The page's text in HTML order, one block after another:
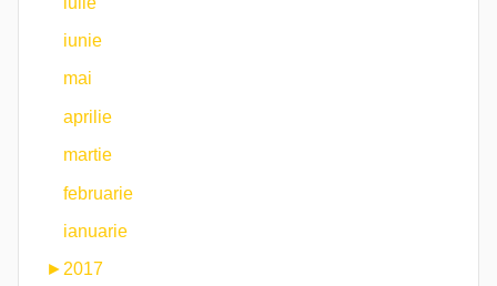
iunie
mai
aprilie
martie
februarie
ianuarie
► 2017